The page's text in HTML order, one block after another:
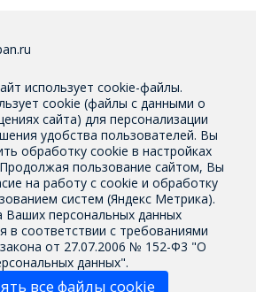
использует cookie-файлы.
cookie (файлы с данными о
сайта) для персонализации
удобства пользователей. Вы
обработку cookie в настройках
пользование сайтом, Вы
на работу с cookie и обработку
систем (Яндекс Метрика).
Ваших персональных данных
в соответствии с требованиями
от 27.07.2006 № 152-Ф3 "О
данных".
все файлы cookie